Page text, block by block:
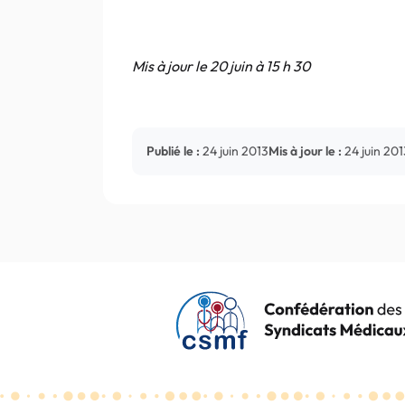
Mis à jour le 20 juin à 15 h 30
Publié le : 24 juin 2013Mis à jour le : 24 juin